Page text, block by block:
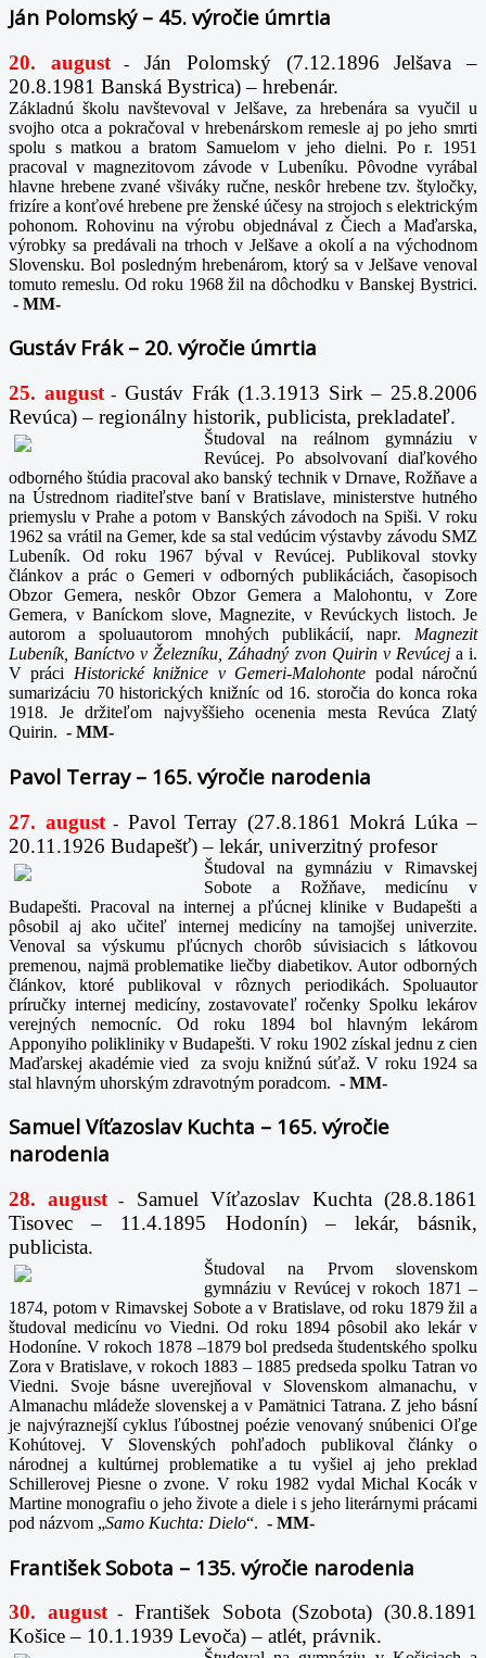
Ján Polomský – 45. výročie úmrtia
20. august-
Ján Polomský (7.12.1896 Jelšava –
20.8.1981 Banská Bystrica) – hrebenár.
Základnú školu navštevoval v Jelšave, za hrebenára sa vyučil u
svojho otca a pokračoval v hrebenárskom remesle aj po jeho smrti
spolu s matkou a bratom Samuelom v jeho dielni. Po r. 1951
pracoval v magnezitovom závode v Lubeníku. Pôvodne vyrábal
hlavne hrebene zvané všiváky ručne, neskôr hrebene tzv. štyločky,
frizíre a konťové hrebene pre ženské účesy na strojoch s elektrickým
pohonom. Rohovinu na výrobu objednával z Čiech a Maďarska,
výrobky sa predávali na trhoch v Jelšave a okolí a na východnom
Slovensku. Bol posledným hrebenárom, ktorý sa v Jelšave venoval
tomuto remeslu. Od roku 1968 žil na dôchodku v Banskej Bystrici.
- MM-
Gustáv Frák – 20. výročie úmrtia
25. august- Gustáv Frák (1.3.1913 Sirk – 25.8.2006
Revúca) – regionálny historik, publicista, prekladateľ.
Študoval na reálnom gymnáziu v
Revúcej. Po absolvovaní diaľkového
odborného štúdia pracoval ako banský technik v Drnave, Rožňave a
na Ústrednom riaditeľstve baní v Bratislave, ministerstve hutného
priemyslu v Prahe a potom v Banských závodoch na Spiši. V roku
1962 sa vrátil na Gemer, kde sa stal vedúcim výstavby závodu SMZ
Lubeník. Od roku 1967 býval v Revúcej. Publikoval stovky
článkov a prác o Gemeri v odborných publikáciách, časopisoch
Obzor Gemera, neskôr Obzor Gemera a Malohontu, v Zore
Gemera, v Baníckom slove, Magnezite, v Revúckych listoch. Je
autorom a spoluautorom mnohých publikácií, napr. Magnezit
Lubeník, Baníctvo v Železníku, Záhadný zvon Quirin v Revúcej a i.
V práci Historické knižnice v Gemeri-Malohonte podal náročnú
sumarizáciu 70 historických knižníc od 16. storočia do konca roka
1918. Je držiteľom najvyššieho ocenenia mesta Revúca Zlatý
Quirin. - MM-
Pavol Terray – 165. výročie narodenia
27. august- Pavol Terray (27.8.1861 Mokrá Lúka –
20.11.1926 Budapešť) – lekár, univerzitný profesor
Študoval na gymnáziu v Rimavskej
Sobote a Rožňave, medicínu v
Budapešti. Pracoval na internej a pľúcnej klinike v Budapešti a
pôsobil aj ako učiteľ internej medicíny na tamojšej univerzite.
Venoval sa výskumu pľúcnych chorôb súvisiacich s látkovou
premenou, najmä problematike liečby diabetikov. Autor odborných
článkov, ktoré publikoval v rôznych periodikách. Spoluautor
príručky internej medicíny, zostavovateľ ročenky Spolku lekárov
verejných nemocníc. Od roku 1894 bol hlavným lekárom
Apponyiho polikliniky v Budapešti. V roku 1902 získal jednu z cien
Maďarskej akadémie vied za svoju knižnú súťaž. V roku 1924 sa
stal hlavným uhorským zdravotným poradcom. - MM-
Samuel Víťazoslav Kuchta – 165. výročie
narodenia
28. august -
Samuel Víťazoslav Kuchta (28.8.1861
Tisovec – 11.4.1895 Hodonín) – lekár, básnik,
publicista.
Študoval na Prvom slovenskom
gymnáziu v Revúcej v rokoch 1871 –
1874, potom v Rimavskej Sobote a v Bratislave, od roku 1879 žil a
študoval medicínu vo Viedni. Od roku 1894 pôsobil ako lekár v
Hodoníne. V rokoch 1878 –1879 bol predseda študentského spolku
Zora v Bratislave, v rokoch 1883 – 1885 predseda spolku Tatran vo
Viedni. Svoje básne uverejňoval v Slovenskom almanachu, v
Almanachu mládeže slovenskej a v Pamätnici Tatrana. Z jeho básní
je najvýraznejší cyklus ľúbostnej poézie venovaný snúbenici Oľge
Kohútovej. V Slovenských pohľadoch publikoval články o
národnej a kultúrnej problematike a tu vyšiel aj jeho preklad
Schillerovej Piesne o zvone. V roku 1982 vydal Michal Kocák v
Martine monografiu o jeho živote a diele i s jeho literárnymi prácami
pod názvom „Samo Kuchta: Dielo“. - MM-
František Sobota – 135. výročie narodenia
30. august-
František Sobota (Szobota) (30.8.1891
Košice – 10.1.1939 Levoča) – atlét, právnik.